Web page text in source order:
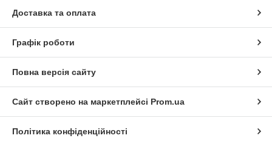
Доставка та оплата
Графік роботи
Повна версія сайту
Сайт створено на маркетплейсі Prom.ua
Політика конфіденційності